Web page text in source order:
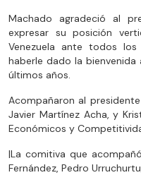
Machado agradeció al
expresar su posición
Venezuela ante todos
haberle dado la
últimos años.
Acompañaron al
Javier Martínez Acha, y
Económicos y
|La comitiva que
Fernández, Pedro